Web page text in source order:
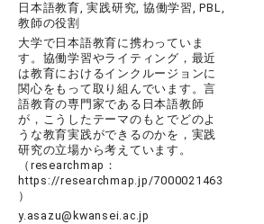
日本語教育, 実践研究, 協働学習, PBL,
教師の役割
大学で日本語教育に携わっていま
す。協働学習やライティング，最近
は教育におけるインクルージョンに
関心をもって取り組んでいます。言
語教育の専門家である日本語教師
が，こうしたテーマのもとでどのよ
うな教育実践ができるのかを，実践
研究の立場から考えています。
（researchmap：
https://researchmap.jp/7000021463
）
y.asazu@kwansei.ac.jp